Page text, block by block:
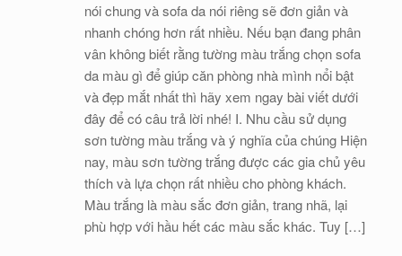
nói chung và sofa da nói riêng sẽ đơn giản và
nhanh chóng hơn rất nhiều. Nếu bạn đang phân
vân không biết rằng tường màu trắng chọn sofa
da màu gì để giúp căn phòng nhà mình nổi bật
và đẹp mắt nhất thì hãy xem ngay bài viết dưới
đây để có câu trả lời nhé! I. Nhu cầu sử dụng
sơn tường màu trắng và ý nghĩa của chúng Hiện
nay, màu sơn tường trắng được các gia chủ yêu
thích và lựa chọn rất nhiều cho phòng khách.
Màu trắng là màu sắc đơn giản, trang nhã, lại
phù hợp với hầu hết các màu sắc khác. Tuy […]